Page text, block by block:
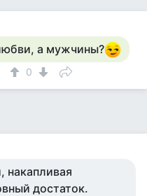
а мужчины?
0
накапливая
достаток.